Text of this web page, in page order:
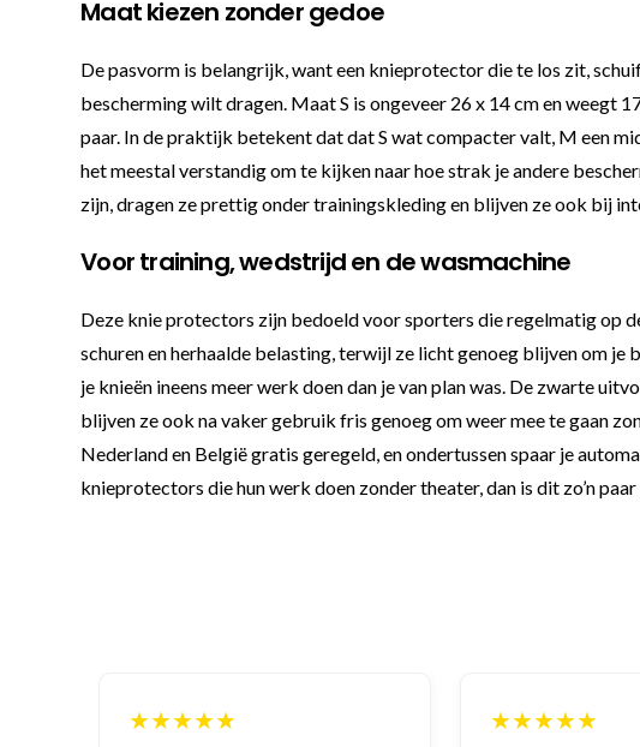
Maat kiezen zonder gedoe
De pasvorm is belangrijk, want een knieprotector die te los zit,
bescherming wilt dragen. Maat S is ongeveer 26 x 14 cm en weegt
paar. In de praktijk betekent dat dat S wat compacter valt, M een
het meestal verstandig om te kijken naar hoe strak je andere
zijn, dragen ze prettig onder trainingskleding en blijven ze ook bij
Voor training, wedstrijd en de wasmachine
Deze knie protectors zijn bedoeld voor sporters die regelmatig op
schuren en herhaalde belasting, terwijl ze licht genoeg blijven om
je knieën ineens meer werk doen dan je van plan was. De zwarte
blijven ze ook na vaker gebruik fris genoeg om weer mee te gaan
Nederland en België gratis geregeld, en ondertussen spaar je
knieprotectors die hun werk doen zonder theater, dan is dit zo’n
★★★★★ ★★★★★